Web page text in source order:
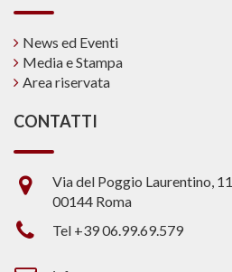
News ed Eventi
Media e Stampa
Area riservata
CONTATTI
Via del Poggio Laurentino, 11
00144 Roma
Tel +39 06.99.69.579